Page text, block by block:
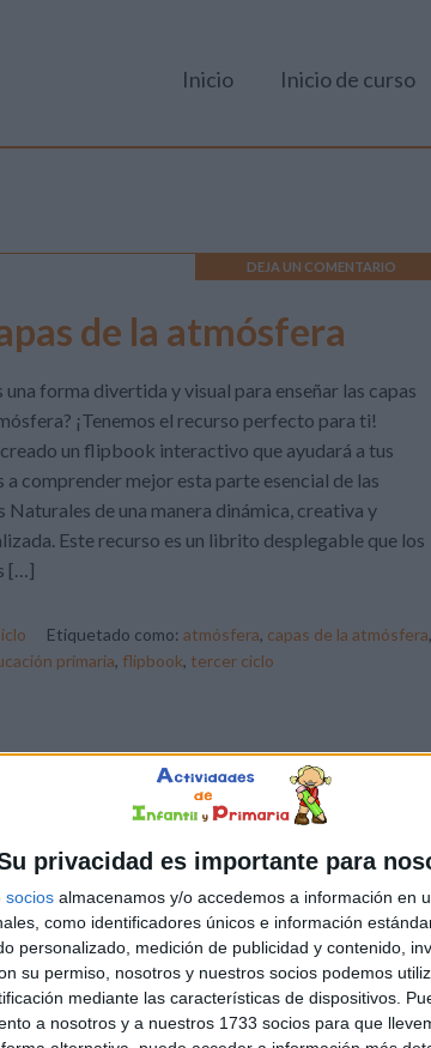
privacidad es importante para
socios almacenamos y/o accedemos a información en
como identificadores únicos e información
personalizado, medición de publicidad y contenido,
su permiso, nosotros y nuestros socios podemos
mediante las características de dispositivos.
a nosotros y a nuestros 1733 socios para que
Inicio Inicio de curso
DEJA UN COMENTARIO
de la atmósfera
una forma divertida y visual para enseñar las capas
¡Tenemos el recurso perfecto para ti!
un flipbook interactivo que ayudará a tus
a comprender mejor esta parte esencial de las
Naturales de una manera dinámica, creativa y
Este recurso es un librito desplegable que los
[…]
Etiquetado como: atmósfera, capas de la atmósfera,
primaria, flipbook, tercer ciclo